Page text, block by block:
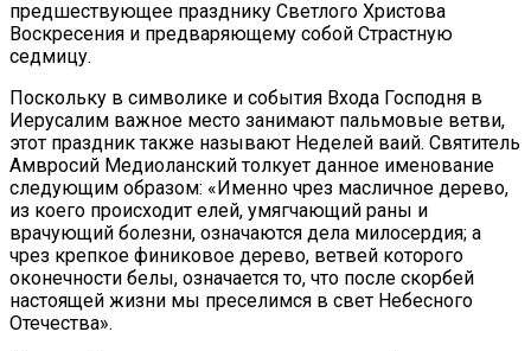
предшествующее празднику Светлого Христова
Воскресения и предваряющему собой Страстную
седмицу.
Поскольку в символике и события Входа Господня в
Иерусалим важное место занимают пальмовые ветви,
этот праздник также называют Неделей ваий. Святитель
Амвросий Медиоланский толкует данное именование
следующим образом: «Именно чрез масличное дерево,
из коего происходит елей, умягчающий раны и
врачующий болезни, означаются дела милосердия; а
чрез крепкое финиковое дерево, ветвей которого
оконечности белы, означается то, что после скорбей
настоящей жизни мы преселимся в свет Небесного
Отечества».